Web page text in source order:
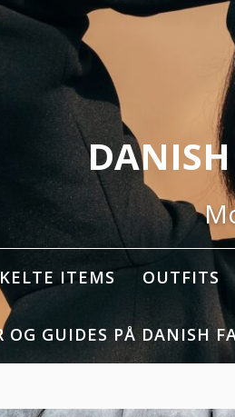
ITEMS OUTFITS
OG GUIDES PÅ DANISH